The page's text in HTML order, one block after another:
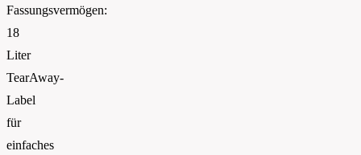
Fassungsvermögen:
18
Liter
TearAway-
Label
für
einfaches